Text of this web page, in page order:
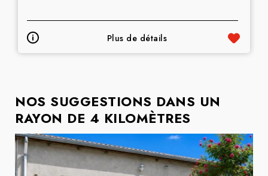
Plus de détails
NOS SUGGESTIONS DANS UN
RAYON DE 4 KILOMÈTRES